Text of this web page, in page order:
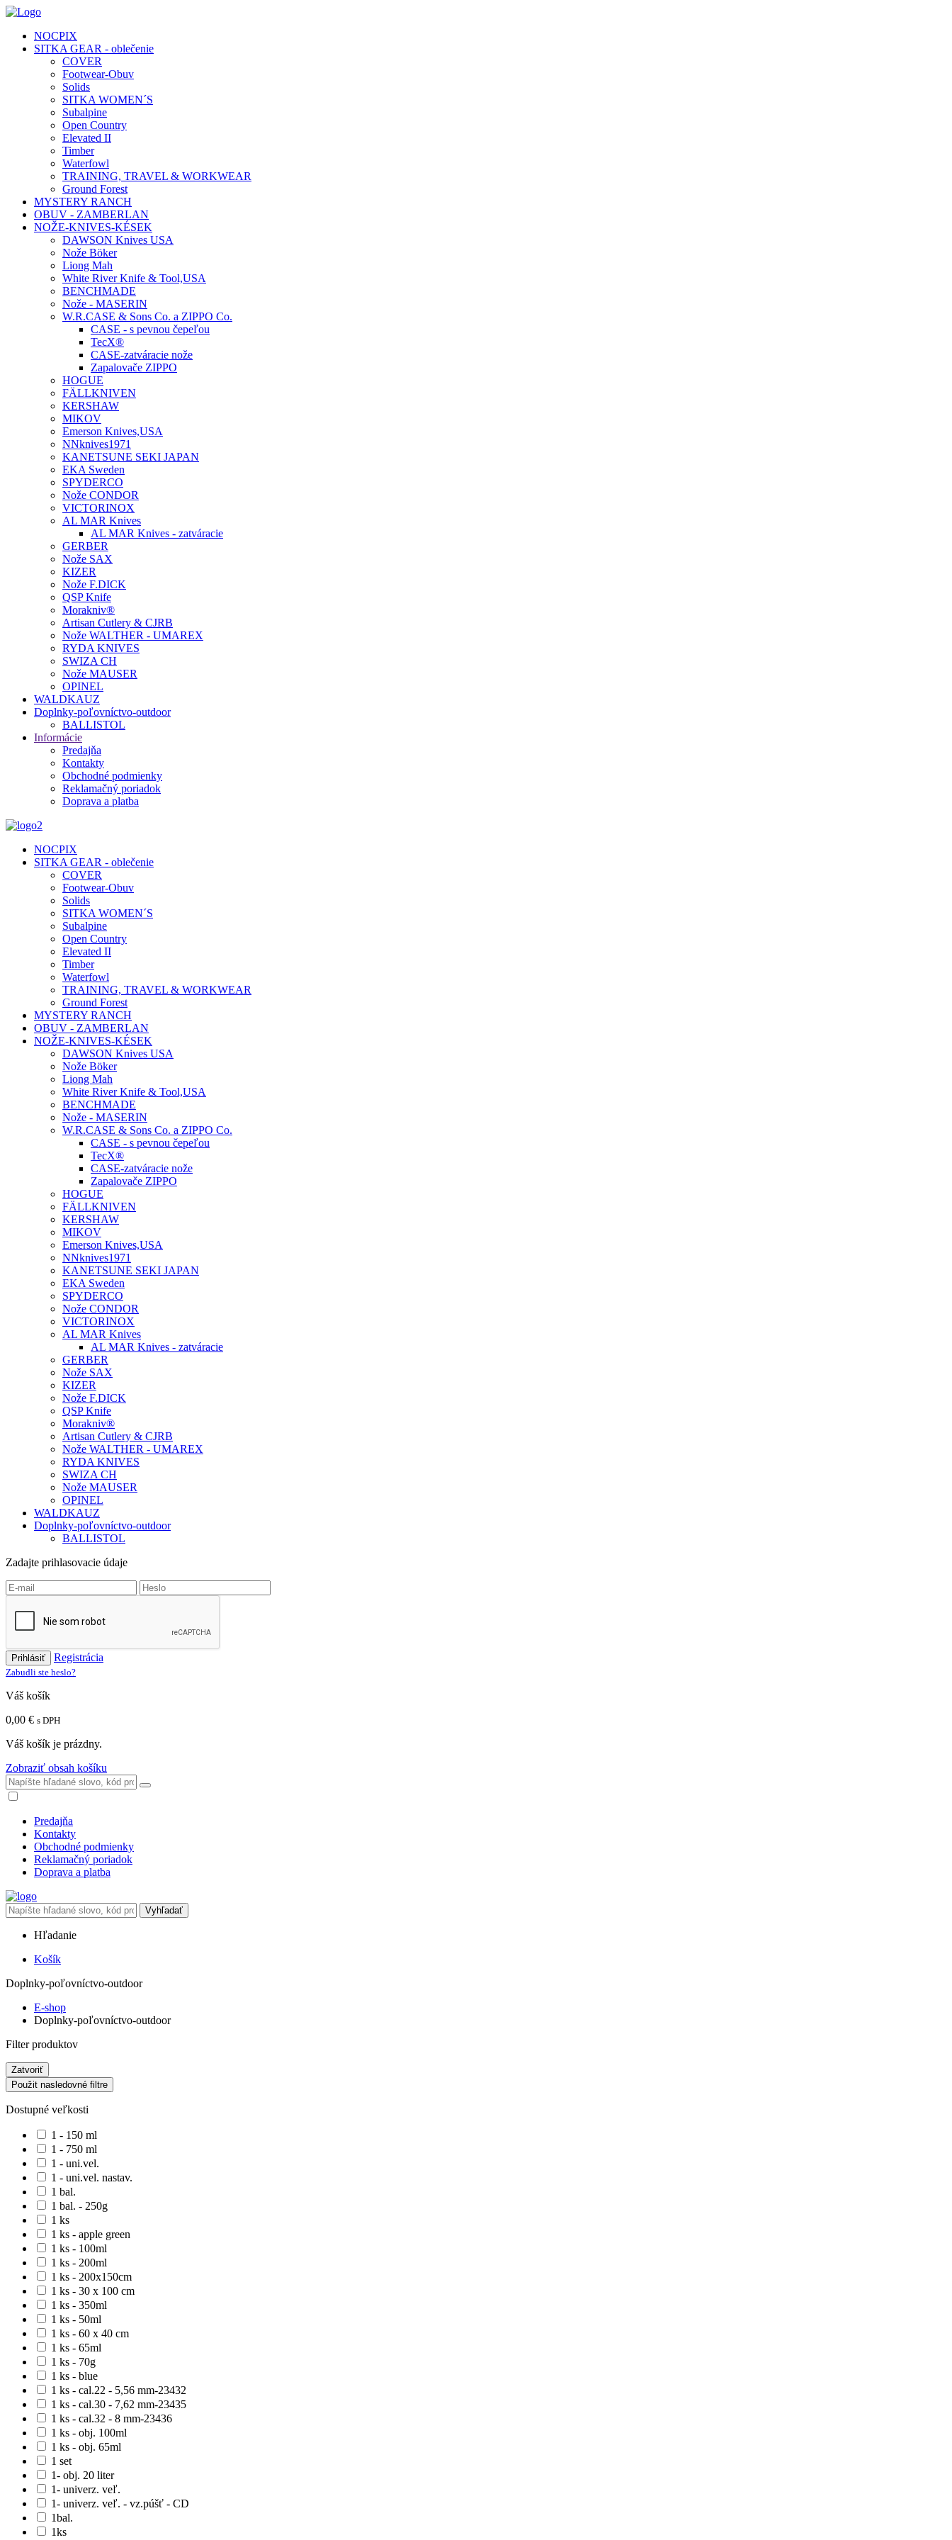
NOCPIX
SITKA GEAR - oblečenie
COVER
Footwear-Obuv
Solids
SITKA WOMEN´S
Subalpine
Open Country
Elevated II
Timber
Waterfowl
TRAINING, TRAVEL & WORKWEAR
Ground Forest
MYSTERY RANCH
OBUV - ZAMBERLAN
NOŽE-KNIVES-KÉSEK
DAWSON Knives USA
Nože Böker
Liong Mah
White River Knife & Tool,USA
BENCHMADE
Nože - MASERIN
W.R.CASE & Sons Co. a ZIPPO Co.
CASE - s pevnou čepeľou
TecX®
CASE-zatváracie nože
Zapalovače ZIPPO
HOGUE
FÄLLKNIVEN
KERSHAW
MIKOV
Emerson Knives,USA
NNknives1971
KANETSUNE SEKI JAPAN
EKA Sweden
SPYDERCO
Nože CONDOR
VICTORINOX
AL MAR Knives
AL MAR Knives - zatváracie
GERBER
Nože SAX
KIZER
Nože F.DICK
QSP Knife
Morakniv®
Artisan Cutlery & CJRB
Nože WALTHER - UMAREX
RYDA KNIVES
SWIZA CH
Nože MAUSER
OPINEL
WALDKAUZ
Doplnky-poľovníctvo-outdoor
BALLISTOL
Informácie
Predajňa
Kontakty
Obchodné podmienky
Reklamačný poriadok
Doprava a platba
NOCPIX
SITKA GEAR - oblečenie
COVER
Footwear-Obuv
Solids
SITKA WOMEN´S
Subalpine
Open Country
Elevated II
Timber
Waterfowl
TRAINING, TRAVEL & WORKWEAR
Ground Forest
MYSTERY RANCH
OBUV - ZAMBERLAN
NOŽE-KNIVES-KÉSEK
DAWSON Knives USA
Nože Böker
Liong Mah
White River Knife & Tool,USA
BENCHMADE
Nože - MASERIN
W.R.CASE & Sons Co. a ZIPPO Co.
CASE - s pevnou čepeľou
TecX®
CASE-zatváracie nože
Zapalovače ZIPPO
HOGUE
FÄLLKNIVEN
KERSHAW
MIKOV
Emerson Knives,USA
NNknives1971
KANETSUNE SEKI JAPAN
EKA Sweden
SPYDERCO
Nože CONDOR
VICTORINOX
AL MAR Knives
AL MAR Knives - zatváracie
GERBER
Nože SAX
KIZER
Nože F.DICK
QSP Knife
Morakniv®
Artisan Cutlery & CJRB
Nože WALTHER - UMAREX
RYDA KNIVES
SWIZA CH
Nože MAUSER
OPINEL
WALDKAUZ
Doplnky-poľovníctvo-outdoor
BALLISTOL
Zadajte prihlasovacie údaje
Prihlásiť Registrácia
Zabudli ste heslo?
Váš košík
0,00 € s DPH
Váš košík je prázdny.
Zobraziť obsah košíku
Predajňa
Kontakty
Obchodné podmienky
Reklamačný poriadok
Doprava a platba
Vyhľadať
Hľadanie
Košík
Doplnky-poľovníctvo-outdoor
E-shop
Doplnky-poľovníctvo-outdoor
Filter produktov
Zatvoriť
Použit nasledovné filtre
Dostupné veľkosti
1 - 150 ml
1 - 750 ml
1 - uni.vel.
1 - uni.vel. nastav.
1 bal.
1 bal. - 250g
1 ks
1 ks - apple green
1 ks - 100ml
1 ks - 200ml
1 ks - 200x150cm
1 ks - 30 x 100 cm
1 ks - 350ml
1 ks - 50ml
1 ks - 60 x 40 cm
1 ks - 65ml
1 ks - 70g
1 ks - blue
1 ks - cal.22 - 5,56 mm-23432
1 ks - cal.30 - 7,62 mm-23435
1 ks - cal.32 - 8 mm-23436
1 ks - obj. 100ml
1 ks - obj. 65ml
1 set
1- obj. 20 liter
1- univerz. veľ.
1- univerz. veľ. - vz.púšť - CD
1bal.
1ks